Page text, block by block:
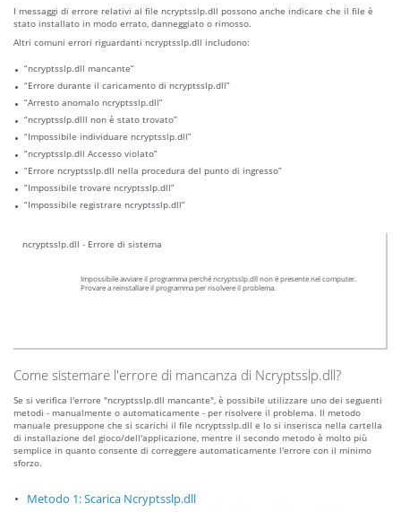
I messaggi di errore relativi al file ncryptsslp.dll possono anche indicare che il file è
stato installato in modo errato, danneggiato o rimosso.
Altri comuni errori riguardanti ncryptsslp.dll includono:
“ncryptsslp.dll mancante”
“Errore durante il caricamento di ncryptsslp.dll”
“Arresto anomalo ncryptsslp.dll”
“ncryptsslp.dlll non è stato trovato”
“Impossibile individuare ncryptsslp.dll”
“ncryptsslp.dll Accesso violato”
“Errore ncryptsslp.dll nella procedura del punto di ingresso”
“Impossibile trovare ncryptsslp.dll”
“Impossibile registrare ncryptsslp.dll”
ncryptsslp.dll - Errore di sistema
Impossibile avviare il programma perché ncryptsslp.dll non è presente nel computer.
Provare a reinstallare il programma per risolvere il problema.
Come sistemare l'errore di mancanza di Ncryptsslp.dll?
Se si verifica l'errore "ncryptsslp.dll mancante", è possibile utilizzare uno dei seguenti
metodi - manualmente o automaticamente - per risolvere il problema. Il metodo
manuale presuppone che si scarichi il file ncryptsslp.dll e lo si inserisca nella cartella
di installazione del gioco/dell'applicazione, mentre il secondo metodo è molto più
semplice in quanto consente di correggere automaticamente l'errore con il minimo
sforzo.
Metodo 1: Scarica Ncryptsslp.dll